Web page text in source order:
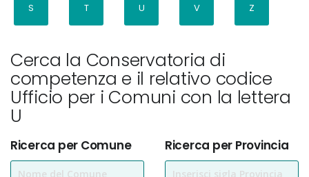
S T U V Z
Cerca la Conservatoria di
competenza e il relativo codice
Ufficio per i Comuni con la lettera
U
Ricerca per Comune Ricerca per Provincia